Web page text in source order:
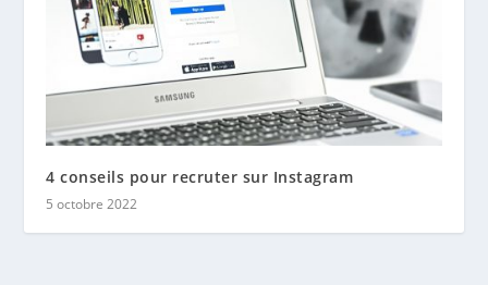
4 conseils pour recruter sur Instagram
5 octobre 2022